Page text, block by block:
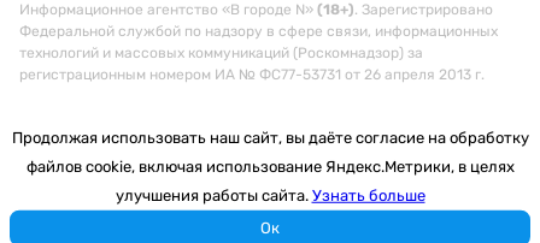
Информационное агентство «В городе N» (18+). Зарегистрировано
Федеральной службой по надзору в сфере связи, информационных
технологий и массовых коммуникаций (Роскомнадзор) за
регистрационным номером ИА № ФС77-53731 от 26 апреля 2013 г.
Продолжая использовать наш сайт, вы даёте согласие на обработку
файлов cookie, включая использование Яндекс.Метрики, в целях
улучшения работы сайта. Узнать больше
Ок